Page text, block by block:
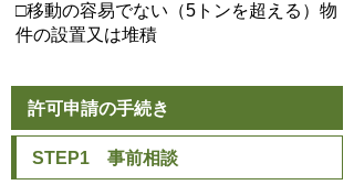
□移動の容易でない（5トンを超える）物
件の設置又は堆積
許可申請の手続き
STEP1 事前相談